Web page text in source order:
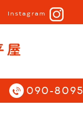
Instagram
| Story All Rights
090-